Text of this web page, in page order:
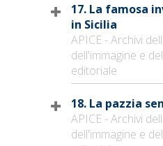
17. La famosa
in Sicilia
APICE - Archivi
dell'immagine e
editoriale
18. La pazzia
APICE - Archivi
dell'immagine e